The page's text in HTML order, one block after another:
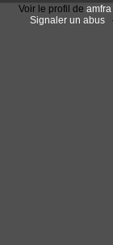
Voir le profil de amfra
Signaler un abus